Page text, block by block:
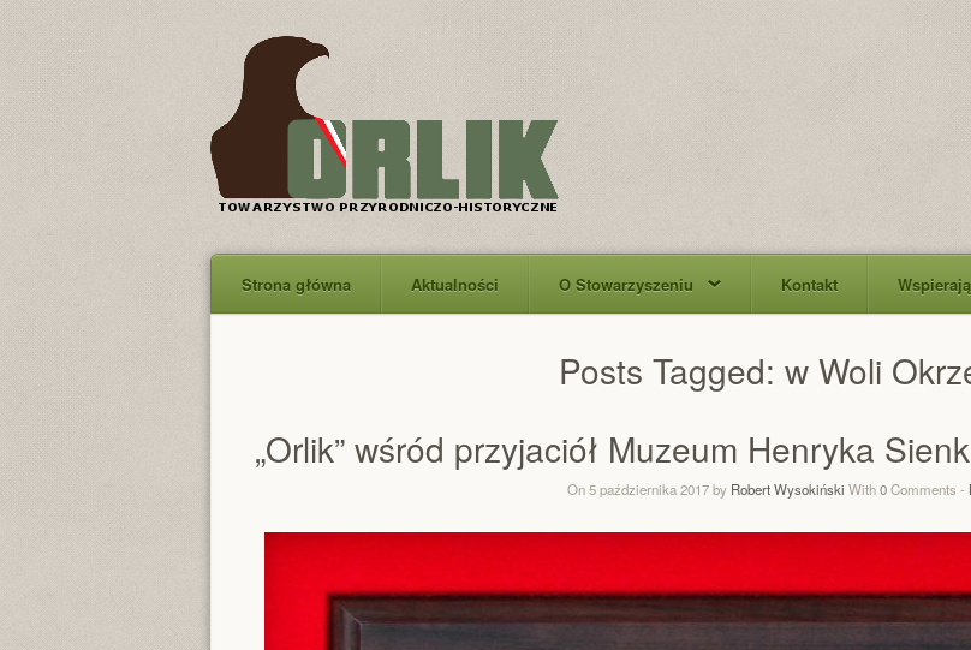
Strona główna Aktualności O Stowarzyszeniu Kontakt
Posts Tagged: w Woli
„Orlik” wśród przyjaciół Muzeum Henryka
On 5 października 2017 by Robert Wysokiński With0Comments -